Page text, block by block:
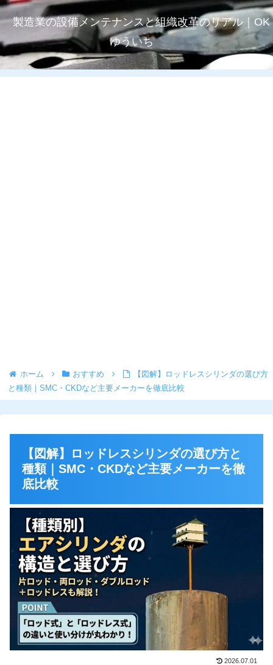
製造業の設備メンテナンスと組織改革のリアル｜OK
ゆういち
ホーム おすすめ
【図解】ロッドレスシリンダの選び方
と種類｜SMC・CKDなど主要メーカーを徹底比較
【図解】ロッドレスシリンダの選び方と
種類｜SMC・CKDなど主要メーカーを徹
底比較
2026.07.01